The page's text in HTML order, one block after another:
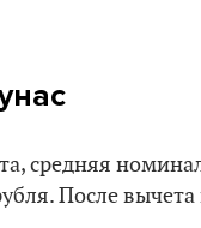
средняя
После